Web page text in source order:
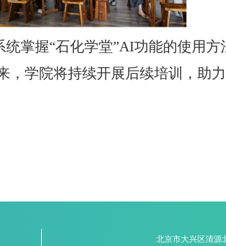
掌握“石化学堂”AI功能的使用
学院将持续开展后续培训，助
北京市大兴区清源